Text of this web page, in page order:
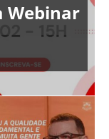
Webinar